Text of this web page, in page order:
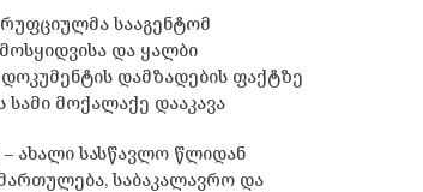
სააგენტომ
და ყალბი
დამზადების ფაქტზე
მოქალაქე დააკავა
– ახალი სასწავლო წლიდან
საბაკალავრო და